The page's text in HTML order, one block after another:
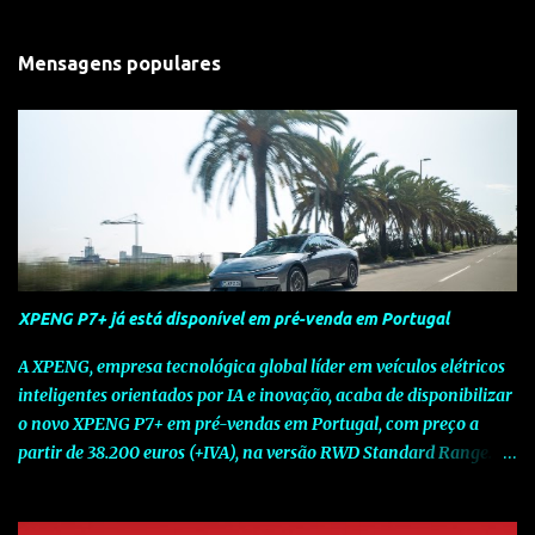
Mensagens populares
XPENG P7+ já está disponível em pré-venda em Portugal
A XPENG, empresa tecnológica global líder em veículos elétricos
inteligentes orientados por IA e inovação, acaba de disponibilizar
o novo XPENG P7+ em pré-vendas em Portugal, com preço a
partir de 38.200 euros (+IVA), na versão RWD Standard Range.